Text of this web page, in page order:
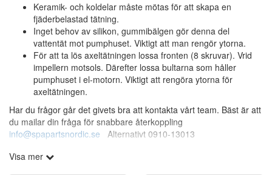
Keramik- och koldelar måste mötas för att skapa en
fjäderbelastad tätning.
Inget behov av silikon, gummibälgen gör denna del
vattentät mot pumphuset. Viktigt att man rengör ytorna.
För att ta lös axeltätningen lossa fronten (8 skruvar). Vrid
impellern motsols. Därefter lossa bultarna som håller
pumphuset i el-motorn. Viktigt att rengöra ytorna för
axeltätningen.
Har du frågor går det givets bra att kontakta vårt team. Bäst är att
du mailar din fråga för snabbare återkoppling
info@spapartsnordic.se Alternativt 0910-13013
Visa mer